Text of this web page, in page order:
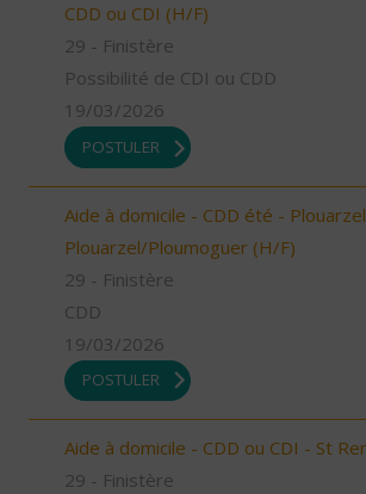
CDD ou CDI (H/F)
29 - Finistère
Possibilité de CDI ou CDD
19/03/2026
POSTULER
Aide à domicile - CDD été -
Plouarzel/Ploumoguer (H/F)
29 - Finistère
CDD
19/03/2026
POSTULER
Aide à domicile - CDD ou CDI - St
29 - Finistère